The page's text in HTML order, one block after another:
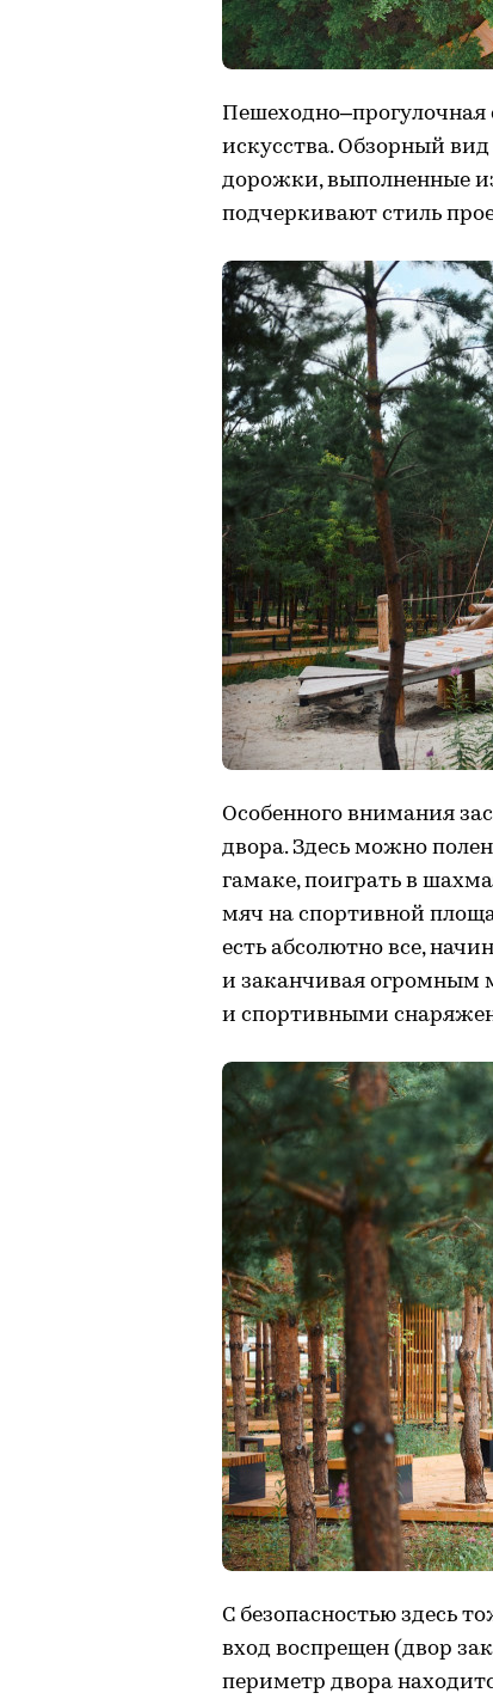
Пешеходно–прогулочная
искусства. Обзорный вид
дорожки, выполненные
подчеркивают стиль
Особенного внимания
двора. Здесь можно
гамаке, поиграть в
мяч на спортивной
есть абсолютно все,
и заканчивая огромным
и спортивными
С безопасностью здесь
вход воспрещен (двор
периметр двора